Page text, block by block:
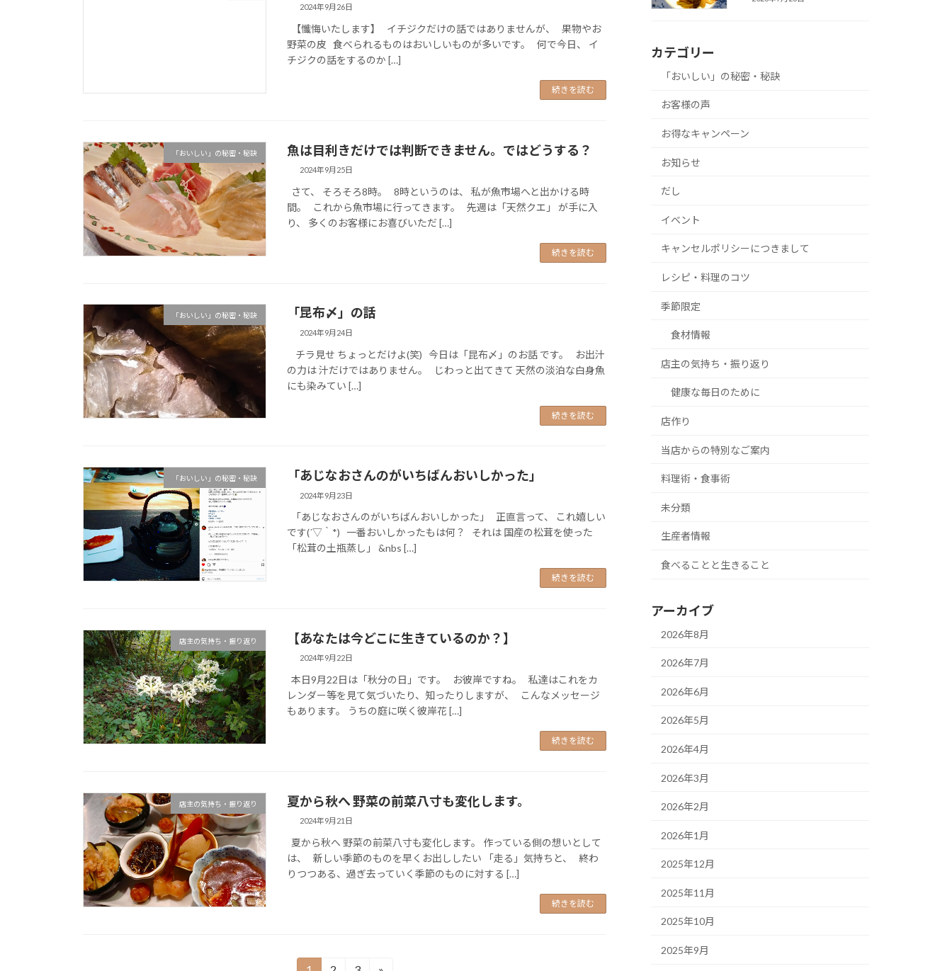
2024年9月26日
【懺悔いたします】 イチジクだけの話ではありませんが、 果物やお
野菜の皮 食べられるものはおいしいものが多いです。 何で今日、 イ
チジクの話をするのか […]
続きを読む
「おいしい」の秘密・秘訣 魚は目利きだけでは判断できません。ではどうする？
2024年9月25日
さて、 そろそろ8時。 8時というのは、 私が魚市場へと出かける時
間。 これから魚市場に行ってきます。 先週は「天然クエ」 が手に入
り、 多くのお客様にお喜びいただ […]
続きを読む
「おいしい」の秘密・秘訣 「昆布〆」の話
2024年9月24日
チラ見せ ちょっとだけよ(笑) 今日は「昆布〆」のお話 です。 お出汁
の力は 汁だけではありません。 じわっと出てきて 天然の淡泊な白身魚
にも染みてい […]
続きを読む
「おいしい」の秘密・秘訣 「あじなおさんのがいちばんおいしかった」
2024年9月23日
「あじなおさんのがいちばんおいしかった」 正直言って、 これ嬉しい
です(´▽｀*) 一番おいしかったもは何？ それは 国産の松茸を使った
「松茸の土瓶蒸し」 &nbs […]
続きを読む
店主の気持ち・振り返り 【あなたは今どこに生きているのか？】
2024年9月22日
本日9月22日は「秋分の日」です。 お彼岸ですね。 私達はこれをカ
レンダー等を見て気づいたり、知ったりしますが、 こんなメッセージ
もあります。 うちの庭に咲く彼岸花 […]
続きを読む
店主の気持ち・振り返り 夏から秋へ 野菜の前菜八寸も変化します。
2024年9月21日
夏から秋へ 野菜の前菜八寸も変化します。 作っている側の想いとして
は、 新しい季節のものを早くお出ししたい 「走る」気持ちと、 終わ
りつつある、過ぎ去っていく季節のものに対する […]
続きを読む
カテゴリー
「おいしい」の秘密・秘訣
お客様の声
お得なキャンペーン
お知らせ
だし
イベント
キャンセルポリシーにつきまして
レシピ・料理のコツ
季節限定
食材情報
店主の気持ち・振り返り
健康な毎日のために
店作り
当店からの特別なご案内
料理術・食事術
未分類
生産者情報
食べることと生きること
アーカイブ
2026年8月
2026年7月
2026年6月
2026年5月
2026年4月
2026年3月
2026年2月
2026年1月
2025年12月
2025年11月
2025年10月
2025年9月